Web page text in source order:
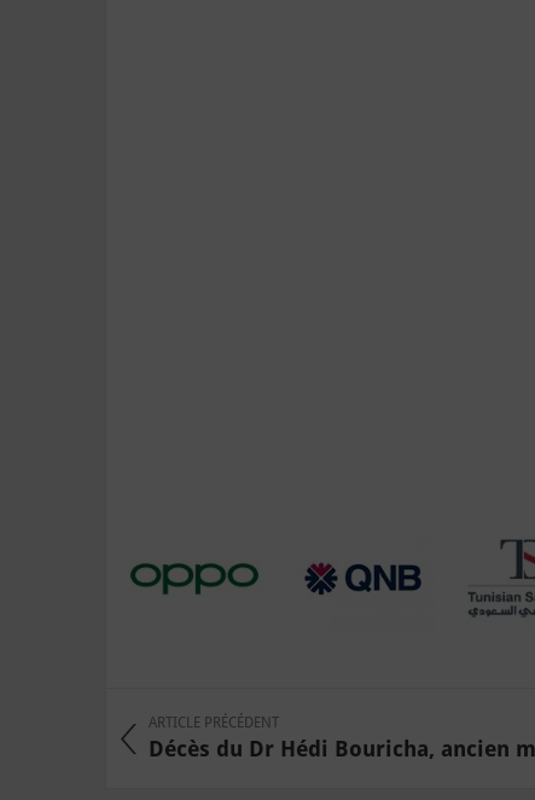
ARTICLE PRÉCÉDENT
Décès du Dr Hédi Bouricha, ancien